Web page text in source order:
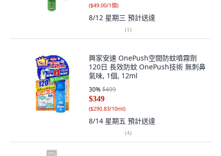
($49.00/1個)
8/12 星期三 預計送達
(1)
興家安速 OnePush空間防蚊噴霧劑
120日 長效防蚊 OnePush技術 無刺鼻
氣味, 1個, 12ml
30%$499
$349
($290.83/10ml)
8/14 星期五 預計送達
(4)